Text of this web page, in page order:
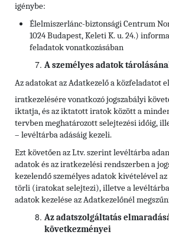
igénybe:
Élelmiszerlánc-biztonsági Centrum
1024 Budapest, Keleti K. u. 24.)
feladatok vonatkozásában
A személyes adatok
Az adatokat az Adatkezelő a közfeladatot
iratkezelésére vonatkozó jogszabályi
iktatja, és az iktatott iratok között a
tervben meghatározott selejtezési időig,
– levéltárba adásáig kezeli.
Ezt követően az Ltv. szerint levéltárba
adatok és az iratkezelési rendszerben a
kezelendő személyes adatok kivételével
törli (iratokat selejtezi), illetve a levéltárba
adatok kezelése az Adatkezelőnél
Az adatszolgáltatás
következményei